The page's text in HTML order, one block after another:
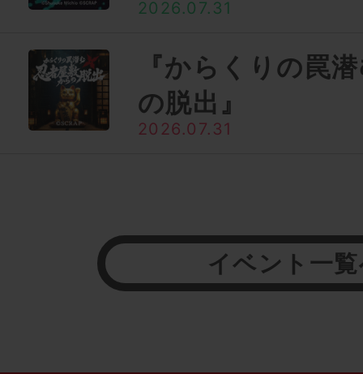
2026.07.31
『からくりの罠
の脱出』
2026.07.31
イベント一